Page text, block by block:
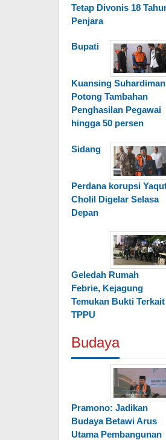
Tetap Divonis 18
Penjara
Bupati
Kuansing Suhardiman
Potong Tambahan
Penghasilan Pegawai
hingga 50 persen
Sidang
Perdana korupsi
Cholil Digelar Selasa
Depan
Geledah Rumah
Febrie, Kejagung
Temukan Bukti Terkait
TPPU
Budaya
Pramono: Jadikan
Budaya Betawi Arus
Utama Pembangunan